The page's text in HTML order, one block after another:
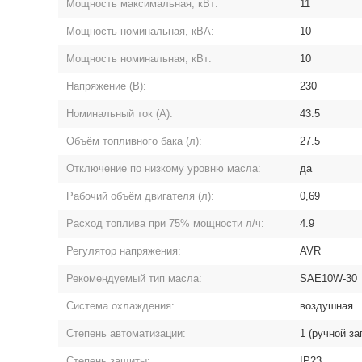
Мощность максимальная, кВт: 11
Мощность номинальная, кВА: 10
Мощность номинальная, кВт: 10
Напряжение (В): 230
Номинальный ток (А): 43.5
Объём топливного бака (л): 27.5
Отключение по низкому уровню масла: да
Рабочий объём двигателя (л): 0,69
Расход топлива при 75% мощности л/ч: 4.9
Регулятор напряжения: AVR
Рекомендуемый тип масла: SAE10W-30
Система охлаждения: воздушная
Степень автоматизации: 1 (ручной